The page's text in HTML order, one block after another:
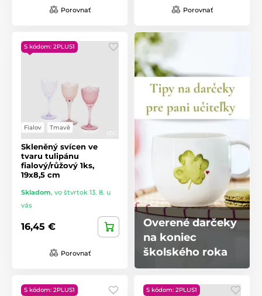
Porovnať Porovnať
S kódom: 2PLUS1
Fialov Tmavě
Skleněný svícen ve
tvaru tulipánu
fialový/růžový 1ks,
19x8,5 cm
Skladom, vo štvrtok 13. 8. u
vás
16,45 €
Porovnať
Overené darčeky
na koniec
školského roka
S kódom: 2PLUS1 S kódom: 2PLUS1